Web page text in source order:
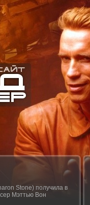
Stone) получила в
Мэттью Вон